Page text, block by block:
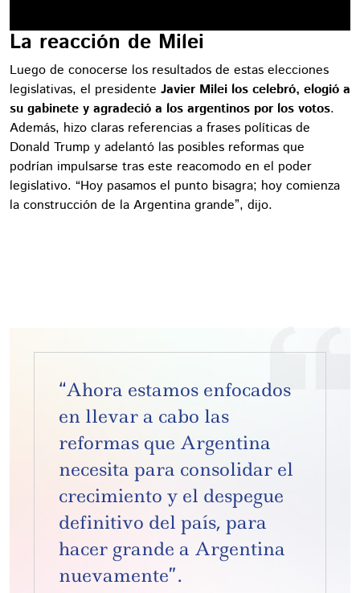
La reacción de Milei
Luego de conocerse los resultados de estas elecciones
legislativas, el presidente Javier Milei los celebró, elogió a
su gabinete y agradeció a los argentinos por los votos.
Además, hizo claras referencias a frases políticas de
Donald Trump y adelantó las posibles reformas que
podrían impulsarse tras este reacomodo en el poder
legislativo. “Hoy pasamos el punto bisagra; hoy comienza
la construcción de la Argentina grande”, dijo.
“Ahora estamos enfocados
en llevar a cabo las
reformas que Argentina
necesita para consolidar el
crecimiento y el despegue
definitivo del país, para
hacer grande a Argentina
nuevamente”.